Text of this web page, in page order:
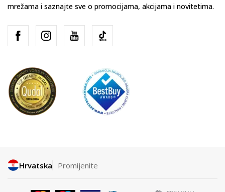
mrežama i saznajte sve o promocijama, akcijama i novitetima.
Hrvatska Promijenite